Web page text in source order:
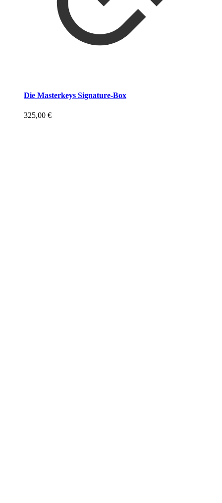
Die Masterkeys Signature-Box
325,00 €